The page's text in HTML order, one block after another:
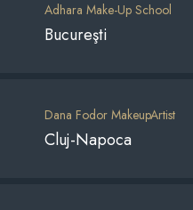
Adhara Make-Up School
Bucureşti
Dana Fodor MakeupArtist
Cluj-Napoca